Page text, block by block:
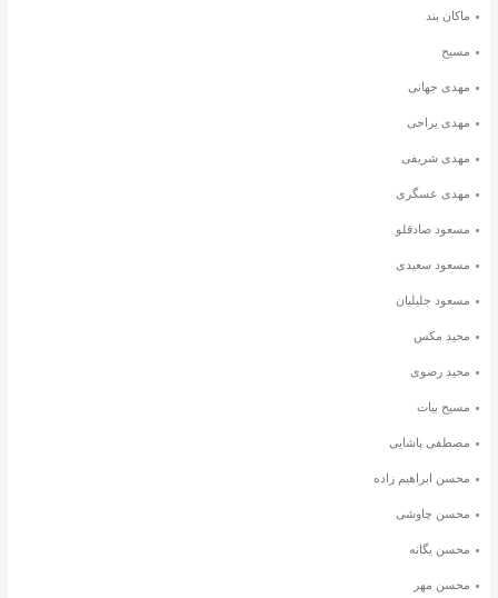
ماکان بند
مسیح
مهدی جهانی
مهدی یراحی
مهدی شریفی
مهدی عسگری
مسعود صادقلو
مسعود سعیدی
مسعود جلیلیان
مجید مکس
مجید رضوی
مسیح بیات
مصطفی پاشایی
محسن ابراهیم زاده
محسن چاوشی
محسن یگانه
محسن مهر